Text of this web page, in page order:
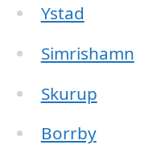
Ystad
Simrishamn
Skurup
Borrby